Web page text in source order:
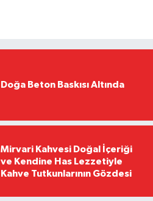
Doğa Beton Baskısı Altında
Mirvari Kahvesi Doğal İçeriği
ve Kendine Has Lezzetiyle
Kahve Tutkunlarının Gözdesi